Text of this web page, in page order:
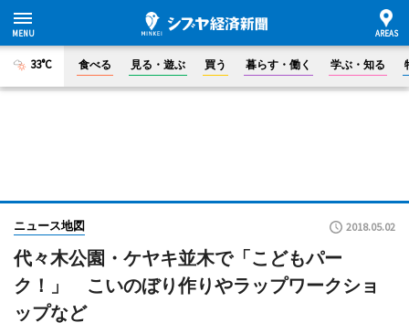
33°C 食べる 見る・遊ぶ 買う 暮らす・働く 学ぶ・知る
ニュース地図 2018.05.02
代々木公園・ケヤキ並木で「こどもパー
ク！」 こいのぼり作りやラップワークショ
ップなど